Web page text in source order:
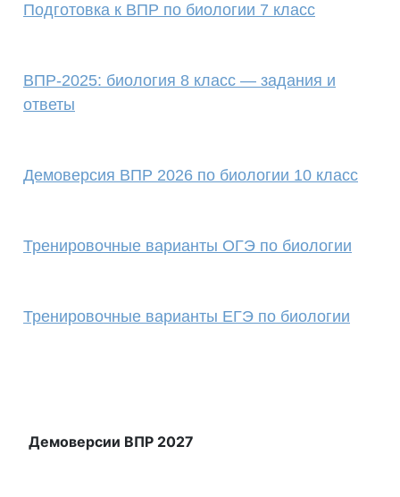
Подготовка к ВПР по биологии 7 класс
ВПР-2025: биология 8 класс — задания и
ответы
Демоверсия ВПР 2026 по биологии 10 класс
Тренировочные варианты ОГЭ по биологии
Тренировочные варианты ЕГЭ по биологии
Демоверсии ВПР 2027